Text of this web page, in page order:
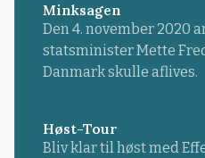
Minksagen
Den 4. november 2020
statsminister Mette
Danmark skulle aflives.
Høst-Tour
Bliv klar til høst med